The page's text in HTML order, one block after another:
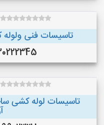
تاسیسات فنی
09130222345
تاسیسات لوله کشی